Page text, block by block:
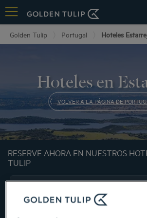
Golden Tulip Portugal Hoteles
Hoteles en
VOLVER A LA PÁGINA DE
RESERVE AHORA EN NUESTROS
TULIP